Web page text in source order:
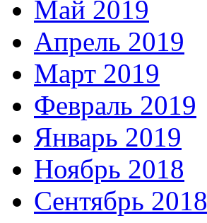
Май 2019
Апрель 2019
Март 2019
Февраль 2019
Январь 2019
Ноябрь 2018
Сентябрь 2018